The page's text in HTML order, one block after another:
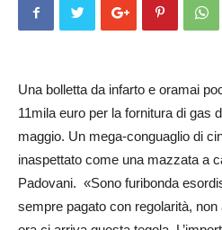
Una bolletta da infarto e oramai
11mila euro per la fornitura di gas
maggio. Un mega-conguaglio di
inaspettato come una mazzata a
Padovani. «Sono furibonda
sempre pagato con regolarità,